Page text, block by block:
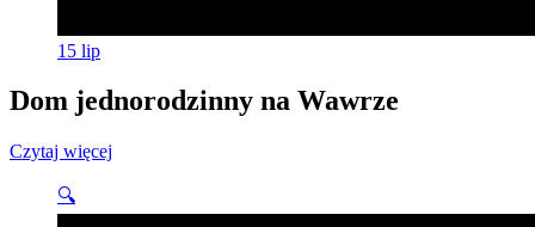
15 lip
Dom jednorodzinny na Wawrze
Czytaj więcej
🔍